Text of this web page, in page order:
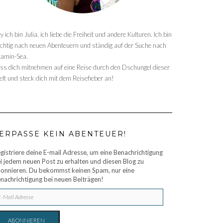
ich bin Julia, ich liebe die Freiheit und andere Kulturen. Ich bin
nach neuen Abenteuern und ständig auf der Suche nach
Sea.
dich mitnehmen auf eine Reise durch den Dschungel dieser
und steck dich mit dem Reisefieber an!
KEIN ABENTEUER!
deine E-mail Adresse, um eine Benachrichtigung
jedem neuen Post zu erhalten und diesen Blog zu
Du bekommst keinen Spam, nur eine
bei neuen Beiträgen!
ABONNIEREN